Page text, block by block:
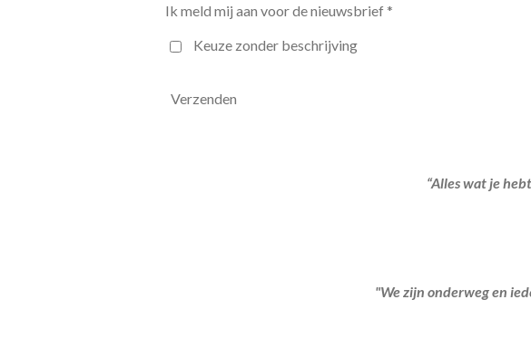
Ik meld mij aan voor de nieuwsbrief *
Keuze zonder beschrijving
Verzenden
“Alles wat je
"We zijn onderweg en